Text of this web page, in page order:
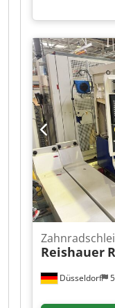
werden
Cjdpfx Ajzav
Düsseldorf
Reishauer